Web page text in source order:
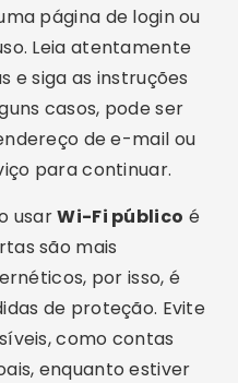
página de login ou
Leia atentamente
e siga as instruções
casos, pode ser
de e-mail ou
para continuar.
usarWi-Fi público é
são mais
por isso, é
de proteção. Evite
como contas
enquanto estiver